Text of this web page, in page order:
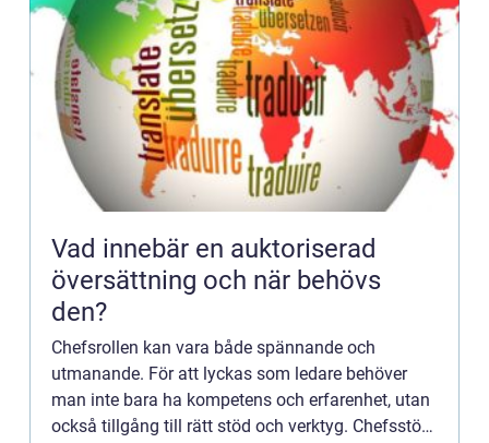
Vad innebär en auktoriserad
översättning och när behövs
den?
Chefsrollen kan vara både spännande och
utmanande. För att lyckas som ledare behöver
man inte bara ha kompetens och erfarenhet, utan
också tillgång till rätt stöd och verktyg. Chefsstöd